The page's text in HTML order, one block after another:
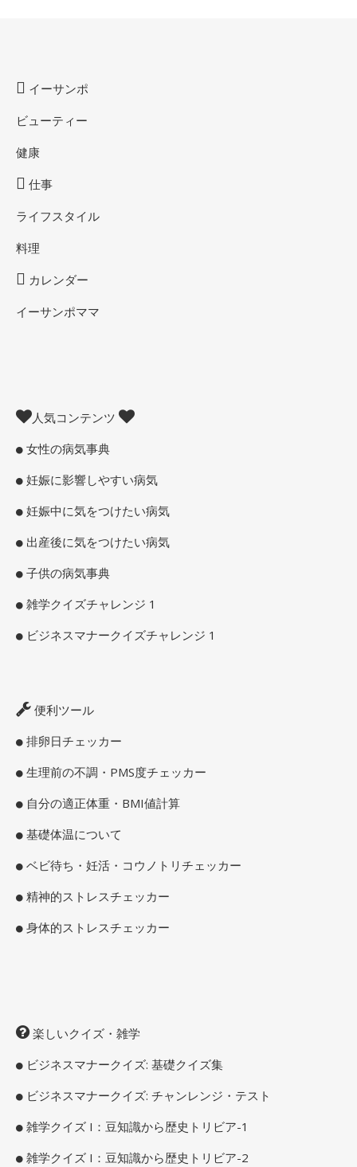
イーサンポ
ビューティー
健康
仕事
ライフスタイル
料理
カレンダー
イーサンポママ
人気コンテンツ
女性の病気事典
妊娠に影響しやすい病気
妊娠中に気をつけたい病気
出産後に気をつけたい病気
子供の病気事典
雑学クイズチャレンジ 1
ビジネスマナークイズチャレンジ 1
便利ツール
排卵日チェッカー
生理前の不調・PMS度チェッカー
自分の適正体重・BMI値計算
基礎体温について
ベビ待ち・妊活・コウノトリチェッカー
精神的ストレスチェッカー
身体的ストレスチェッカー
楽しいクイズ・雑学
ビジネスマナークイズ: 基礎クイズ集
ビジネスマナークイズ: チャンレンジ・テスト
雑学クイズ I：豆知識から歴史トリビア-1
雑学クイズ I：豆知識から歴史トリビア-2